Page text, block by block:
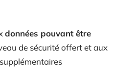
données pouvant être
de sécurité offert et aux